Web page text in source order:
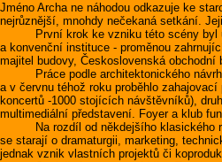
Jméno Archa ne náhodou odkazuje ke
nejrůznější, mnohdy nečekaná setkání.
První krok ke vzniku této scény byl
a konvenční instituce - proměnou
majitel budovy, Československá
Práce podle architektonického návrhu
a v červnu téhož roku proběhlo
koncertů -1000 stojících návštěvníků),
multimediální představení. Foyer a klub
Na rozdíl od někdejšího klasického
se starají o dramaturgii, marketing,
jednak vznik vlastních projektů či